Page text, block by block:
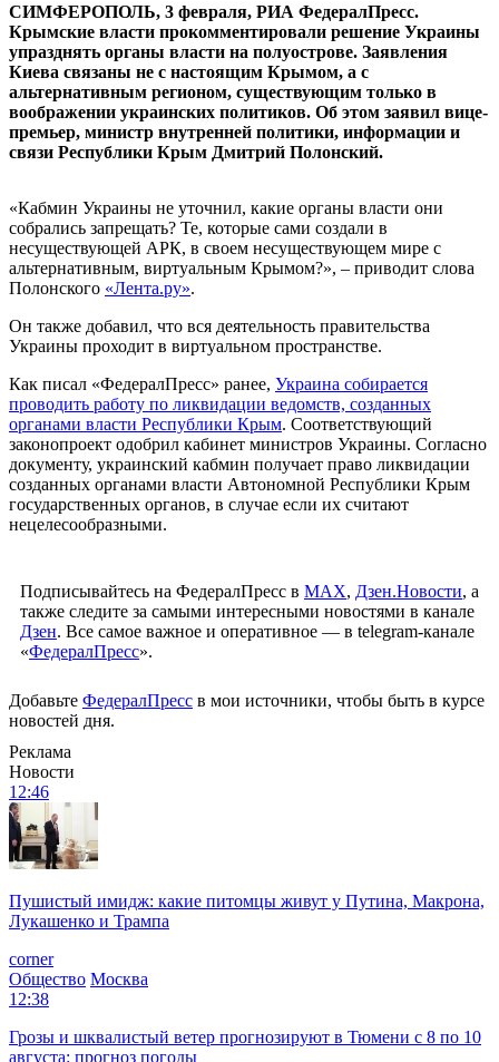
СИМФЕРОПОЛЬ, 3 февраля, РИА ФедералПресс.
Крымские власти прокомментировали решение Украины
упразднять органы власти на полуострове. Заявления
Киева связаны не с настоящим Крымом, а с
альтернативным регионом, существующим только в
воображении украинских политиков. Об этом заявил вице-
премьер, министр внутренней политики, информации и
связи Республики Крым Дмитрий Полонский.
«Кабмин Украины не уточнил, какие органы власти они
собрались запрещать? Те, которые сами создали в
несуществующей АРК, в своем несуществующем мире с
альтернативным, виртуальным Крымом?», – приводит слова
Полонского «Лента.ру».
Он также добавил, что вся деятельность правительства
Украины проходит в виртуальном пространстве.
Как писал «ФедералПресс» ранее, Украина собирается
проводить работу по ликвидации ведомств, созданных
органами власти Республики Крым. Соответствующий
законопроект одобрил кабинет министров Украины. Согласно
документу, украинский кабмин получает право ликвидации
созданных органами власти Автономной Республики Крым
государственных органов, в случае если их считают
нецелесообразными.
Подписывайтесь на ФедералПресс в МАХ, Дзен.Новости, а
также следите за самыми интересными новостями в канале
Дзен. Все самое важное и оперативное — в telegram-канале
«ФедералПресс».
Добавьте ФедералПресс в мои источники, чтобы быть в курсе
новостей дня.
Реклама
Новости
12:46
Пушистый имидж: какие питомцы живут у Путина, Макрона,
Лукашенко и Трампа
corner
Общество Москва
12:38
Грозы и шквалистый ветер прогнозируют в Тюмени с 8 по 10
августа: прогноз погоды